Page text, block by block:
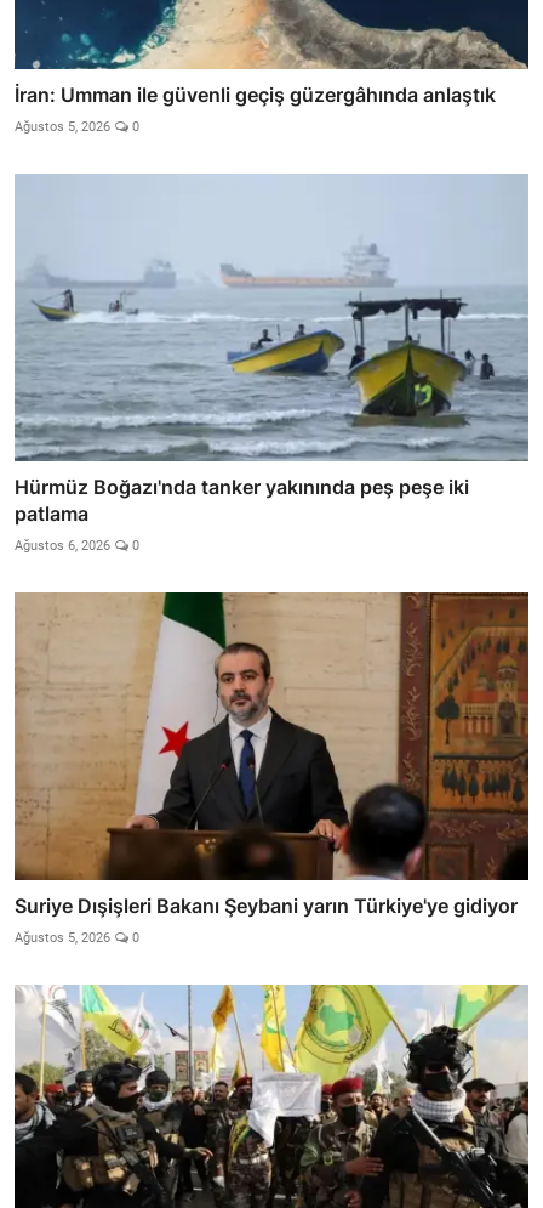
İran: Umman ile güvenli geçiş güzergâhında anlaştık
Ağustos 5, 2026 0
Hürmüz Boğazı'nda tanker yakınında peş peşe iki
patlama
Ağustos 6, 2026 0
Suriye Dışişleri Bakanı Şeybani yarın Türkiye'ye gidiyor
Ağustos 5, 2026 0